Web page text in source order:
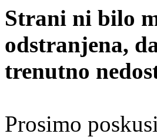
Strani ni bilo
odstranjena,
trenutno
Prosimo